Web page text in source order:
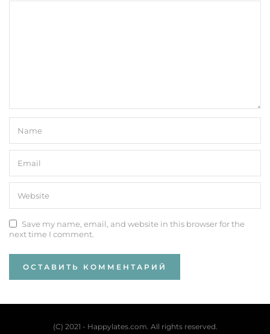
Save my name, email, and website in this browser for the
next time I comment.
(C) 2021 - Happylates.com. All rights reserved.